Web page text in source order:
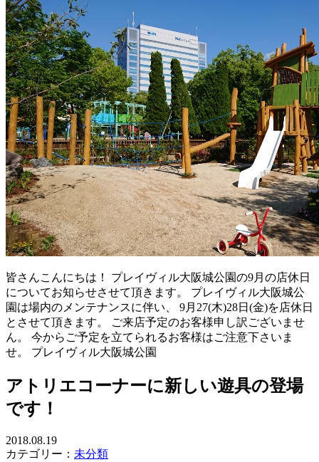
皆さんこんにちは！ プレイヴィル大阪城公園の9月の店休日
についてお知らせさせて頂きます。 プレイヴィル大阪城公
園は場内のメンテナンスに伴い、 9月27(木)28日(金)を店休日
とさせて頂きます。 ご来店予定のお客様申し訳ございませ
ん。 今からご予定を立てられるお客様はご注意下さいま
せ。 プレイヴィル大阪城公園
アトリエコーナーに新しい遊具の登場
です！
2018.08.19
カテゴリー： 未分類